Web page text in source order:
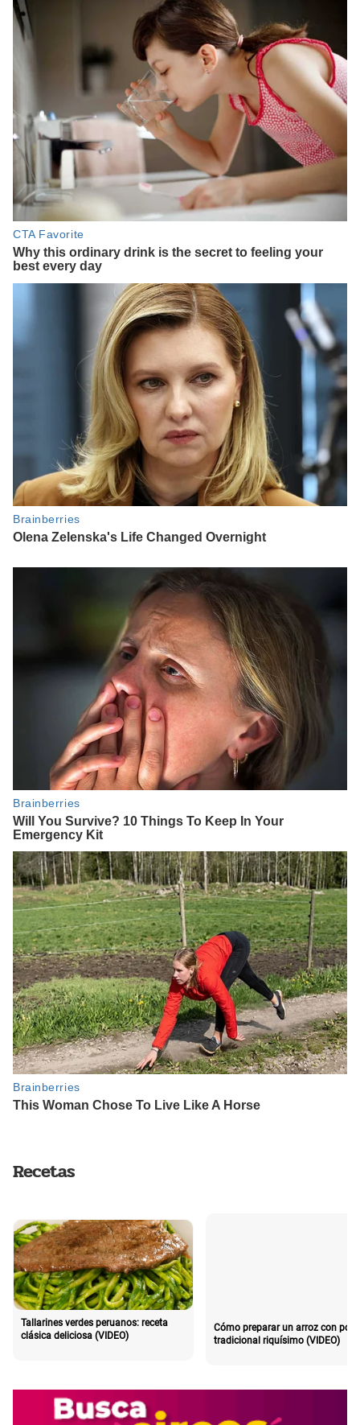
Recetas
Tallarines verdes peruanos: receta
clásica deliciosa (VIDEO)
Cómo preparar un arroz con pollo
tradicional riquísimo (VIDEO)